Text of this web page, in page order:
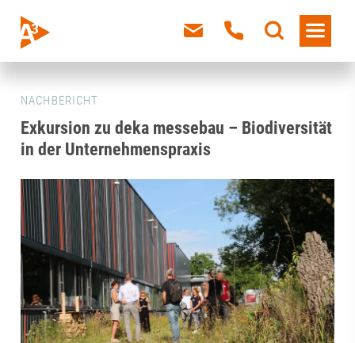
NACHBERICHT
Exkursion zu deka messebau – Biodiversität
in der Unternehmenspraxis